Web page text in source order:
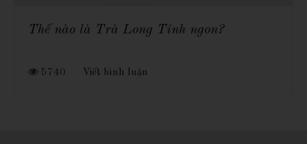
Thế nào là Trà Long Tỉnh ngon?
5740 Viết bình luận